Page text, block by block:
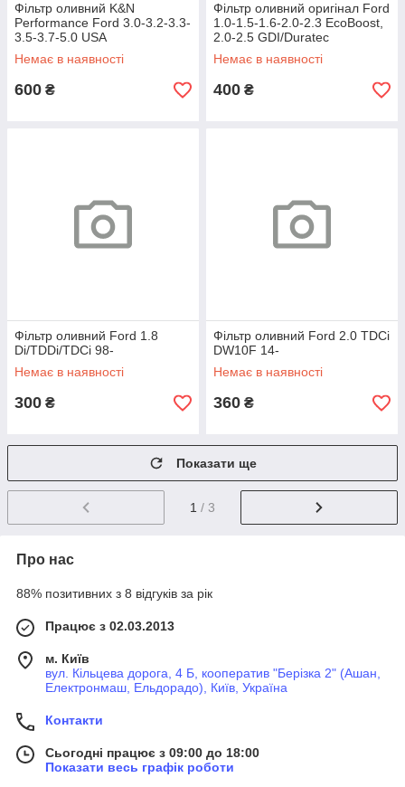
Фільтр оливний K&N
Performance Ford 3.0-3.2-3.3-
3.5-3.7-5.0 USA
Немає в наявності
600 ₴
Фільтр оливний оригінал Ford
1.0-1.5-1.6-2.0-2.3 EcoBoost,
2.0-2.5 GDI/Duratec
HE/Hybrid/Energi
Немає в наявності
400 ₴
Фільтр оливний Ford 1.8
Di/TDDi/TDCi 98-
Немає в наявності
300 ₴
Фільтр оливний Ford 2.0 TDCi
DW10F 14-
Немає в наявності
360 ₴
Показати ще
1 / 3
Про нас
88% позитивних з 8 відгуків за рік
Працює з 02.03.2013
м. Київ
вул. Кільцева дорога, 4 Б, кооператив "Берізка 2" (Ашан,
Електронмаш, Ельдорадо), Київ, Україна
Контакти
Сьогодні працює з 09:00 до 18:00
Показати весь графік роботи